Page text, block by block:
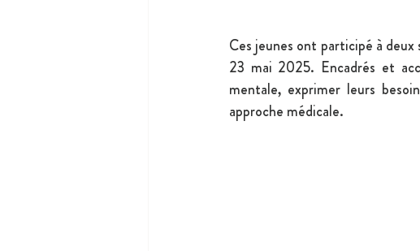
Ces jeunes ont participé à
23 mai 2025. Encadrés et
mentale, exprimer leurs
approche médicale.